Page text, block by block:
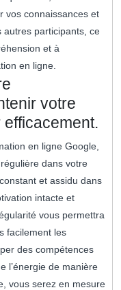
vos connaissances et
autres participants, ce
et à
en ligne.
votre
en ligne Google,
dans votre
et assidu dans
intacte et
vous permettra
facilement les
des compétences
l’énergie de manière
vous serez en mesure